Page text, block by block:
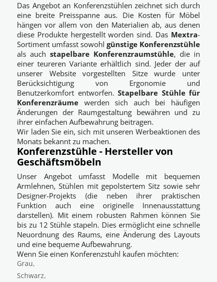
Das Angebot an Konferenzstühlen zeichnet sich durch
eine breite Preisspanne aus. Die Kosten für Möbel
hängen vor allem von den Materialien ab, aus denen
diese Produkte hergestellt worden sind. Das Mextra-
Sortiment umfasst sowohl günstige Konferenzstühle
als auch stapelbare Konferenzraumstühle, die in
einer teureren Variante erhältlich sind. Jeder der auf
unserer Website vorgestellten Sitze wurde unter
Berücksichtigung von Ergonomie und
Benutzerkomfort entworfen. Stapelbare Stühle für
Konferenzräume werden sich auch bei häufigen
Änderungen der Raumgestaltung bewähren und zu
ihrer einfachen Aufbewahrung beitragen.
Wir laden Sie ein, sich mit unseren Werbeaktionen des
Monats bekannt zu machen.
Konferenzstühle - Hersteller von
Geschäftsmöbeln
Unser Angebot umfasst Modelle mit bequemen
Armlehnen, Stühlen mit gepolstertem Sitz sowie sehr
Designer-Projekts (die neben ihrer praktischen
Funktion auch eine originelle Innenausstattung
darstellen). Mit einem robusten Rahmen können Sie
bis zu 12 Stühle stapeln. Dies ermöglicht eine schnelle
Neuordnung des Raums, eine Änderung des Layouts
und eine bequeme Aufbewahrung.
Wenn Sie einen Konferenzstuhl kaufen möchten:
Grau,
Schwarz,